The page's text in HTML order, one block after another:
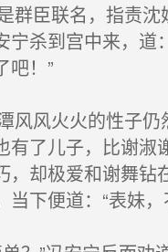
臣联名，指责沈
宁杀到宫中来，
吧！”
风火火的性子仍
有了儿子，比谢
，却极爱和谢舞
当下便道：“表妹